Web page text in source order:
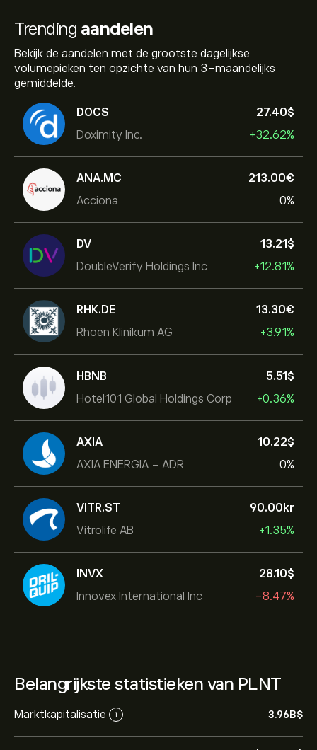
Trending aandelen
Bekijk de aandelen met de grootste dagelijkse
volumepieken ten opzichte van hun 3-maandelijks
gemiddelde.
DOCS
Doximity Inc.
27.40‎$‎
+32.62%
ANA.MC
Acciona
213.00‎€‎
0%
DV
DoubleVerify Holdings Inc
13.21‎$‎
+12.81%
RHK.DE
Rhoen Klinikum AG
13.30‎€‎
+3.91%
HBNB
Hotel101 Global Holdings Corp
5.51‎$‎
+0.36%
AXIA
AXIA ENERGIA - ADR
10.22‎$‎
0%
VITR.ST
Vitrolife AB
90.00‎kr‎
+1.35%
INVX
Innovex International Inc
28.10‎$‎
-8.47%
Belangrijkste statistieken van PLNT
Marktkapitalisatie i 3.96B‎$‎